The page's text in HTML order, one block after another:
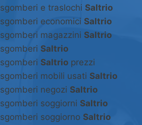
sgomberi e traslochi Saltrio
sgomberi economici Saltrio
sgomberi magazzini Saltrio
sgomberi Saltrio
sgomberi Saltrio prezzi
sgomberi mobili usati Saltrio
sgomberi negozi Saltrio
sgomberi soggiorni Saltrio
sgomberi soggiorno Saltrio